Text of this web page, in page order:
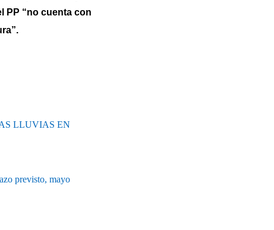
PP “no cuenta con
LLUVIAS EN
previsto, mayo